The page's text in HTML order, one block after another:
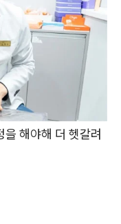
해야해 더 헷갈려